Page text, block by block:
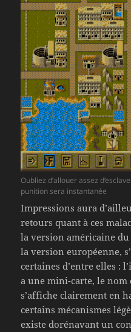
Oubliez d’allouer assez
punition sera instantanée
Impressions aura
retours quant à ces
la version américaine
la version européenne,
certaines d’entre elles :
a une mini-carte, le nom
s’affiche clairement en
certains mécanismes
existe dorénavant un